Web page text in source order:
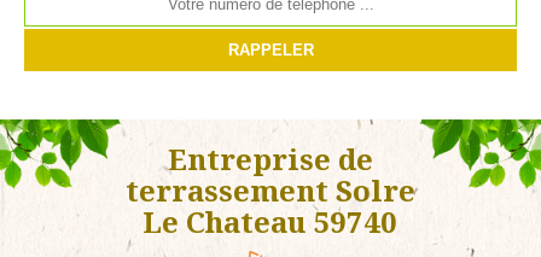
Entreprise de
terrassement Solre
Le Chateau 59740